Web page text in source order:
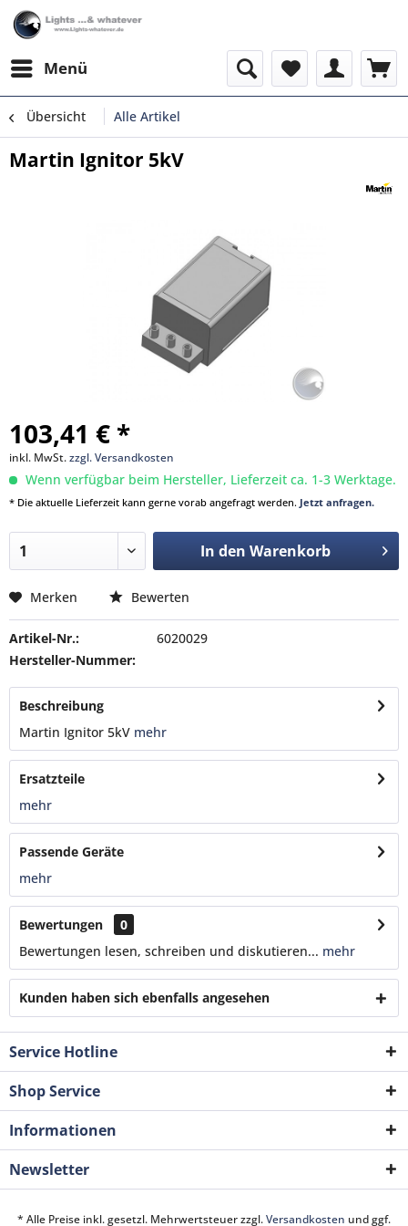
Menü
Übersicht Alle Artikel
Martin Ignitor 5kV
103,41 € *
inkl. MwSt.zzgl. Versandkosten
Wenn verfügbar beim Hersteller, Lieferzeit ca. 1-3 Werktage.
* Die aktuelle Lieferzeit kann gerne vorab angefragt werden. Jetzt anfragen.
In den Warenkorb
Merken Bewerten
Artikel-Nr.:
6020029
Hersteller-Nummer:
Beschreibung
Martin Ignitor 5kV mehr
Ersatzteile
mehr
Passende Geräte
mehr
Bewertungen
0
Bewertungen lesen, schreiben und diskutieren... mehr
Kunden haben sich ebenfalls angesehen
Service Hotline
Shop Service
Informationen
Newsletter
* Alle Preise inkl. gesetzl. Mehrwertsteuer zzgl.Versandkosten und ggf.